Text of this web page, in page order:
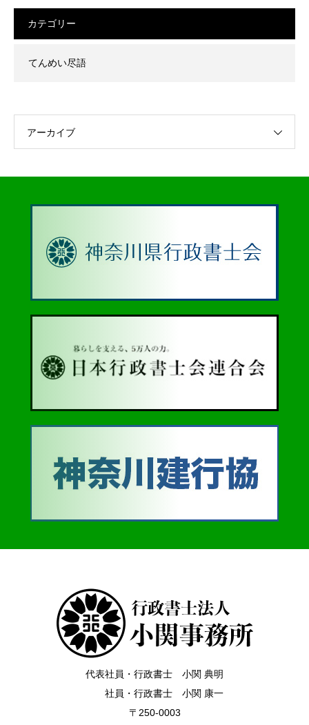
カテゴリー
てんめい尽語
アーカイブ
代表社員・行政書士 小関 典明
社員・行政書士 小関 康一
〒250-0003